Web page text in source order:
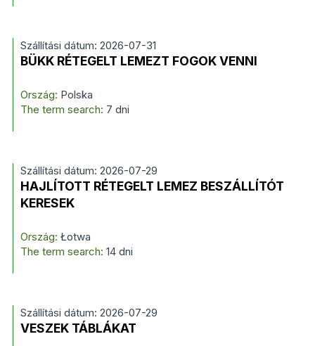
Szállítási dátum: 2026-07-31
BÜKK RÉTEGELT LEMEZT FOGOK VENNI
Ország: Polska
The term search: 7 dni
Szállítási dátum: 2026-07-29
HAJLÍTOTT RÉTEGELT LEMEZ BESZÁLLÍTÓT
KERESEK
Ország: Łotwa
The term search: 14 dni
Szállítási dátum: 2026-07-29
VESZEK TÁBLÁKAT